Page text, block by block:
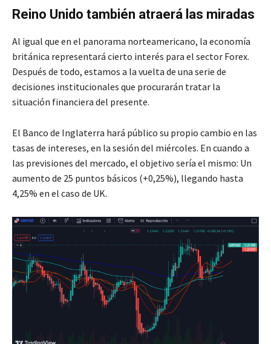
Reino Unido también atraerá las miradas
Al igual que en el panorama norteamericano, la economía
británica representará cierto interés para el sector Forex.
Después de todo, estamos a la vuelta de una serie de
decisiones institucionales que procurarán tratar la
situación financiera del presente.
El Banco de Inglaterra hará público su propio cambio en las
tasas de intereses, en la sesión del miércoles. En cuando a
las previsiones del mercado, el objetivo sería el mismo: Un
aumento de 25 puntos básicos (+0,25%), llegando hasta
4,25% en el caso de UK.